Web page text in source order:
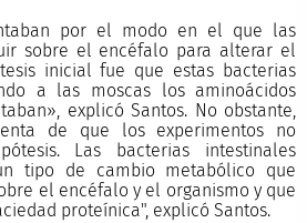
por el modo en el que las
sobre el encéfalo para alterar el
inicial fue que estas bacterias
a las moscas los aminoácidos
explicó Santos. No obstante,
de que los experimentos no
Las bacterias intestinales
tipo de cambio metabólico que
el encéfalo y el organismo y que
proteínica", explicó Santos.